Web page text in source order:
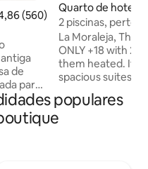
de uma avaliação média de
(560)
de
para
Quarto de hotel ⋅
cenç
2 piscinas, perto
estacionamento,
La Moraleja, The
ONLY +18 with 2
them heated. It
spacious suites
61 m2. An
house from the
populares